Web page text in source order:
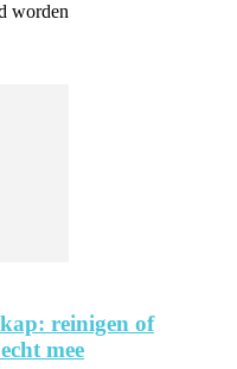
worden
reinigen of
mee